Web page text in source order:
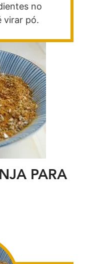
no
virar pó.
PARA